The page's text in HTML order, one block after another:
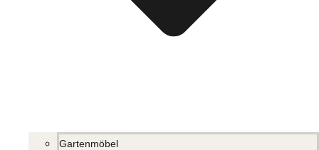
Gartenmöbel